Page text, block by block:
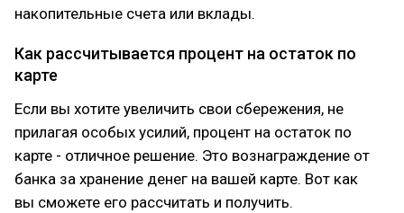
накопительные счета или вклады.
Как рассчитывается процент на остаток по
карте
Если вы хотите увеличить свои сбережения, не
прилагая особых усилий, процент на остаток по
карте - отличное решение. Это вознаграждение от
банка за хранение денег на вашей карте. Вот как
вы сможете его рассчитать и получить.